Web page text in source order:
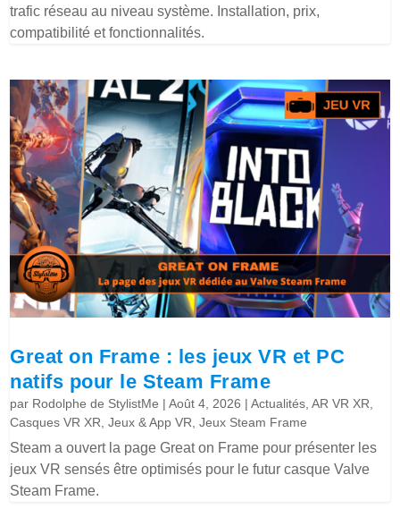
trafic réseau au niveau système. Installation, prix,
compatibilité et fonctionnalités.
Great on Frame : les jeux VR et PC
natifs pour le Steam Frame
par Rodolphe de StylistMe |Août 4, 2026 |Actualités ,AR VR XR
Casques VR XR ,Jeux & App VR ,Jeux Steam Frame
Steam a ouvert la page Great on Frame pour présenter les
jeux VR sensés être optimisés pour le futur casque Valve
Steam Frame.